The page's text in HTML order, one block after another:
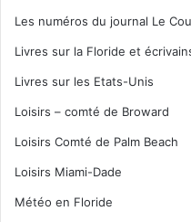
Les numéros du journal Le
Livres sur la Floride et
Livres sur les Etats-Unis
Loisirs – comté de Broward
Loisirs Comté de Palm Beach
Loisirs Miami-Dade
Météo en Floride